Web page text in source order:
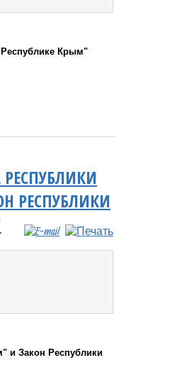
Республике Крым"
РЕСПУБЛИКИ
и Закон Республики